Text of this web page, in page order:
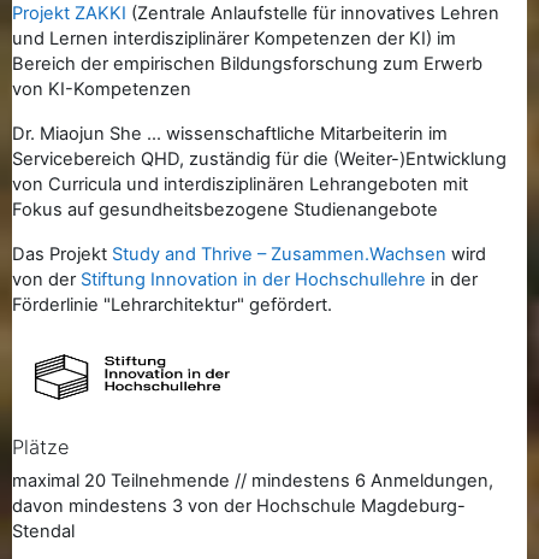
Projekt ZAKKI (Zentrale Anlaufstelle für innovatives Lehren
und Lernen interdisziplinärer Kompetenzen der KI) im
Bereich der empirischen Bildungsforschung zum Erwerb
von KI-Kompetenzen
Dr. Miaojun She ... wissenschaftliche Mitarbeiterin im
Servicebereich QHD, zuständig für die (Weiter-)Entwicklung
von Curricula und interdisziplinären Lehrangeboten mit
Fokus auf gesundheitsbezogene Studienangebote
Das Projekt Study and Thrive – Zusammen.Wachsen wird
von der Stiftung Innovation in der Hochschullehre in der
Förderlinie "Lehrarchitektur" gefördert.
Plätze
maximal 20 Teilnehmende // mindestens 6 Anmeldungen,
davon mindestens 3 von der Hochschule Magdeburg-
Stendal